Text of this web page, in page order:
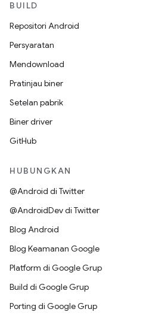
BUILD
Repositori Android
Persyaratan
Mendownload
Pratinjau biner
Setelan pabrik
Biner driver
GitHub
HUBUNGKAN
@Android di Twitter
@AndroidDev di Twitter
Blog Android
Blog Keamanan Google
Platform di Google Grup
Build di Google Grup
Porting di Google Grup